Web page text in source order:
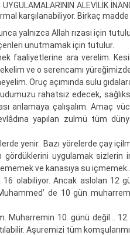
ALEVİLİK
karşılanabiliyor. Birkaç
yalnızca Allah rızası için
unutmamak için tutulur.
faaliyetlerine ara verelim.
ve o serencamı
Oruç açımında sulu
rahatsız edecek,
anlamaya çalışalım. Amaç
yapılan zulmü tüm
yenir. Bazı yörelerde çay
uygulamak sizlerin
ve kanasıya su içmemek…
olabiliyor. Ancak aslolan 12
de 10 gün
Muharremin 10. günü değil…
Aşuremizi tüm